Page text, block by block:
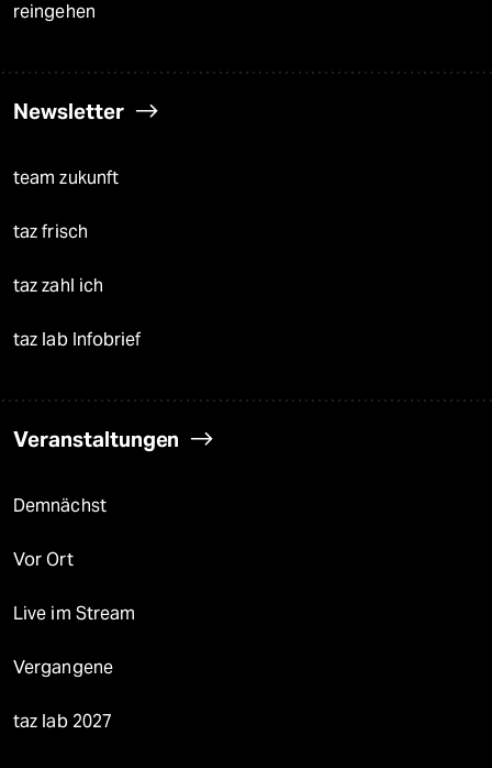
reingehen
Newsletter
team zukunft
taz frisch
taz zahl ich
taz lab Infobrief
Veranstaltungen
Demnächst
Vor Ort
Live im Stream
Vergangene
taz lab 2027